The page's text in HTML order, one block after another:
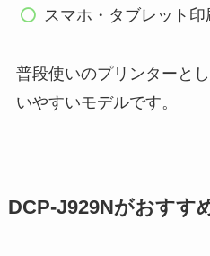
スマホ・タブレット印
普段使いのプリンターと
いやすいモデルです。
DCP-J929Nがおすす